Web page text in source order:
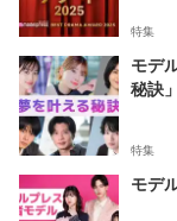
特集
モデ
秘訣」
特集
モデ